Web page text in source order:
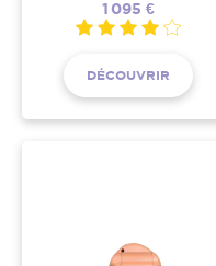
1 095 €
DÉCOUVRIR